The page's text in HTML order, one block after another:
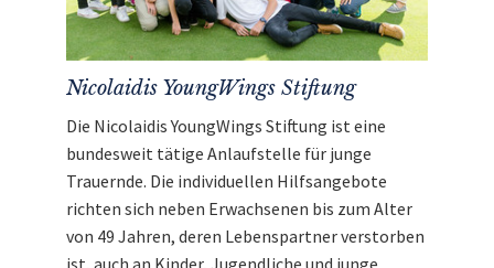
Nicolaidis YoungWings Stiftung
Die Nicolaidis YoungWings Stiftung ist eine
bundesweit tätige Anlaufstelle für junge
Trauernde. Die individuellen Hilfsangebote
richten sich neben Erwachsenen bis zum Alter
von 49 Jahren, deren Lebenspartner verstorben